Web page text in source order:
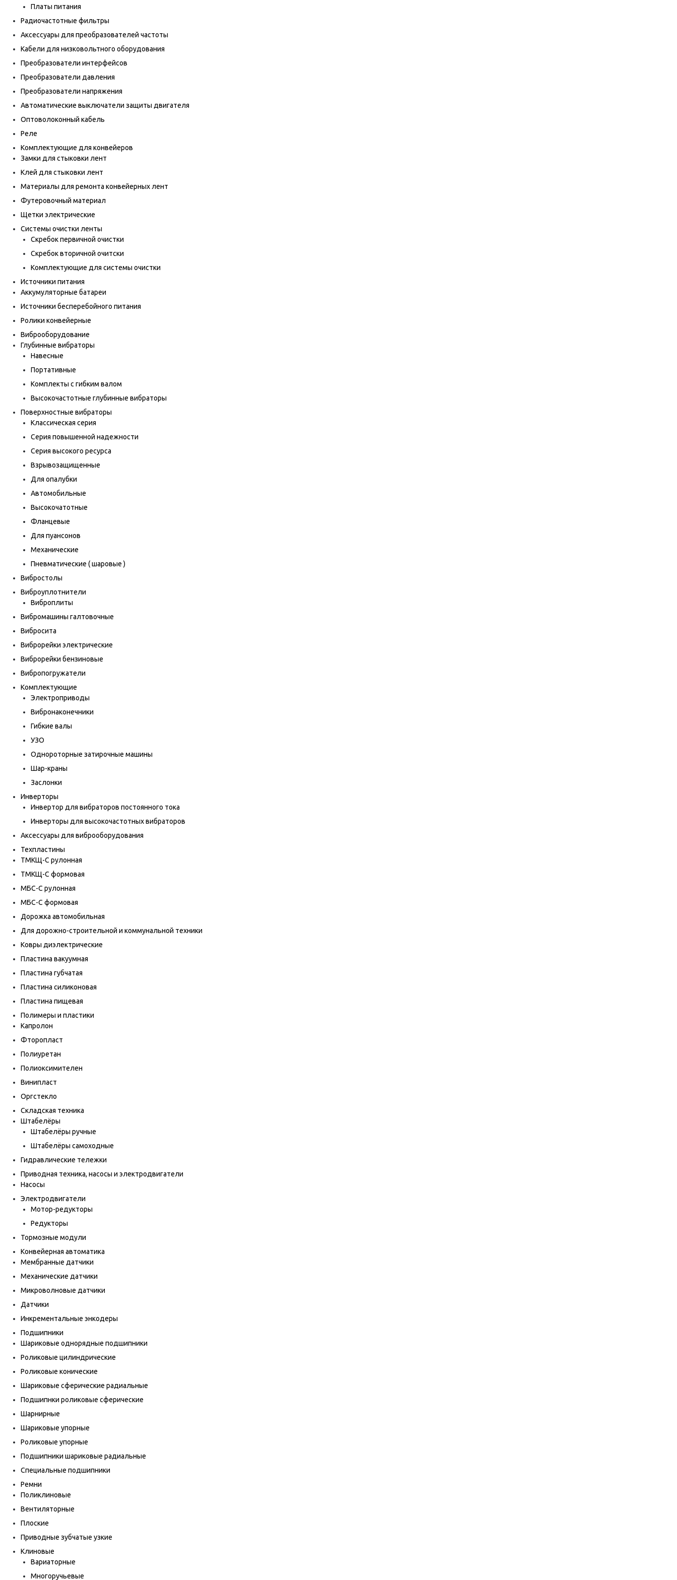
Платы питания
Радиочастотные фильтры
Аксессуары для преобразователей частоты
Кабели для низковольтного оборудования
Преобразователи интерфейсов
Преобразователи давления
Преобразователи напряжения
Автоматические выключатели защиты двигателя
Оптоволоконный кабель
Реле
Комплектующие для конвейеров
Замки для стыковки лент
Клей для стыковки лент
Материалы для ремонта конвейерных лент
Футеровочный материал
Щетки электрические
Системы очистки ленты
Скребок первичной очистки
Скребок вторичной очитски
Комплектующие для системы очистки
Источники питания
Аккумуляторные батареи
Источники бесперебойного питания
Ролики конвейерные
Виброоборудование
Глубинные вибраторы
Навесные
Портативные
Комплекты с гибким валом
Высокочастотные глубинные вибраторы
Поверхностные вибраторы
Классическая серия
Серия повышенной надежности
Серия высокого ресурса
Взрывозащищенные
Для опалубки
Автомобильные
Высокочатотные
Фланцевые
Для пуансонов
Механические
Пневматические ( шаровые )
Вибростолы
Виброуплотнители
Виброплиты
Вибромашины галтовочные
Вибросита
Виброрейки электрические
Виброрейки бензиновые
Вибропогружатели
Комплектующие
Электроприводы
Вибронаконечники
Гибкие валы
УЗО
Однороторные затирочные машины
Шар-краны
Заслонки
Инверторы
Инвертор для вибраторов постоянного тока
Инверторы для высокочастотных вибраторов
Аксессуары для виброоборудования
Техпластины
ТМКЩ-С рулонная
ТМКЩ-С формовая
МБС-С рулонная
МБС-С формовая
Дорожка автомобильная
Для дорожно-строительной и коммунальной техники
Ковры диэлектрические
Пластина вакуумная
Пластина губчатая
Пластина силиконовая
Пластина пищевая
Полимеры и пластики
Капролон
Фторопласт
Полиуретан
Полиоксимителен
Винипласт
Оргстекло
Складская техника
Штабелёры
Штабелёры ручные
Штабелёры самоходные
Гидравлические тележки
Приводная техника, насосы и электродвигатели
Насосы
Электродвигатели
Мотор-редукторы
Редукторы
Тормозные модули
Конвейерная автоматика
Мембранные датчики
Механические датчики
Микроволновые датчики
Датчики
Инкрементальные энкодеры
Подшипники
Шариковые однорядные подшипники
Роликовые цилиндрические
Роликовые конические
Шариковые сферические радиальные
Подшипнки роликовые сферические
Шарнирные
Шариковые упорные
Роликовые упорные
Подшипники шариковые радиальные
Специальные подшипники
Ремни
Поликлиновые
Вентиляторные
Плоские
Приводные зубчатые узкие
Клиновые
Вариаторные
Многоручьевые